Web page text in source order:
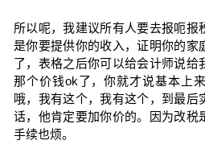
所以呢，我建议所有人要去报呃报
是你要提供你的收入，证明你的家
了，表格之后你可以给会计师说给
那个价钱ok了，你就才说基本上
哦，我有这个，我有这个，到最后
话，他肯定要加你价的。因为改税
手续也烦。